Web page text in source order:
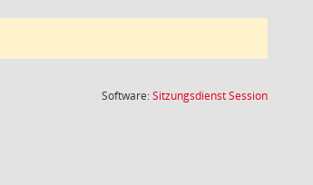
Software:SitzungsdienstSession(Wird in